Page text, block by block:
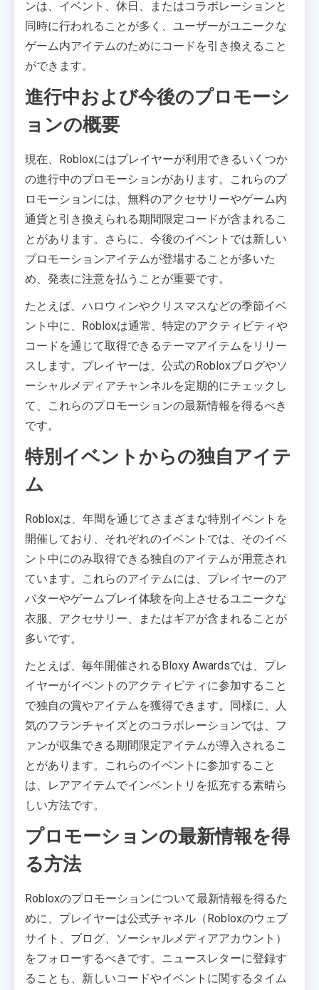
ンは、イベント、休日、またはコラボレーションと
同時に行われることが多く、ユーザーがユニークな
ゲーム内アイテムのためにコードを引き換えること
ができます。
進行中および今後のプロモーシ
ョンの概要
現在、Robloxにはプレイヤーが利用できるいくつか
の進行中のプロモーションがあります。これらのプ
ロモーションには、無料のアクセサリーやゲーム内
通貨と引き換えられる期間限定コードが含まれるこ
とがあります。さらに、今後のイベントでは新しい
プロモーションアイテムが登場することが多いた
め、発表に注意を払うことが重要です。
たとえば、ハロウィンやクリスマスなどの季節イベ
ント中に、Robloxは通常、特定のアクティビティや
コードを通じて取得できるテーマアイテムをリリー
スします。プレイヤーは、公式のRobloxブログやソ
ーシャルメディアチャンネルを定期的にチェックし
て、これらのプロモーションの最新情報を得るべき
です。
特別イベントからの独自アイテ
ム
Robloxは、年間を通じてさまざまな特別イベントを
開催しており、それぞれのイベントでは、そのイベ
ント中にのみ取得できる独自のアイテムが用意され
ています。これらのアイテムには、プレイヤーのア
バターやゲームプレイ体験を向上させるユニークな
衣服、アクセサリー、またはギアが含まれることが
多いです。
たとえば、毎年開催されるBloxy Awardsでは、プレ
イヤーがイベントのアクティビティに参加すること
で独自の賞やアイテムを獲得できます。同様に、人
気のフランチャイズとのコラボレーションでは、フ
ァンが収集できる期間限定アイテムが導入されるこ
とがあります。これらのイベントに参加すること
は、レアアイテムでインベントリを拡充する素晴ら
しい方法です。
プロモーションの最新情報を得
る方法
Robloxのプロモーションについて最新情報を得るた
めに、プレイヤーは公式チャネル（Robloxのウェブ
サイト、ブログ、ソーシャルメディアアカウント）
をフォローするべきです。ニュースレターに登録す
ることも、新しいコードやイベントに関するタイム